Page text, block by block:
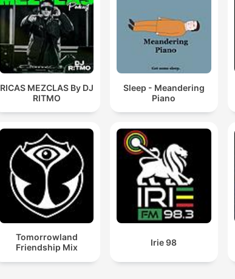
RICAS MEZCLAS By DJ
RITMO
Sleep - Meandering
Piano
Tomorrowland
Friendship Mix
Irie 98